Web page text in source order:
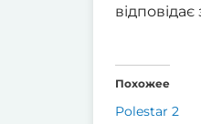
Похожее
Polestar 2